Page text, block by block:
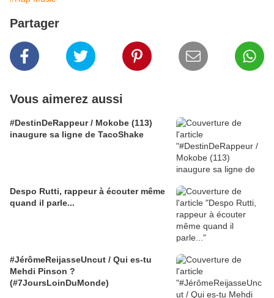
Partager
Vous aimerez aussi
#DestinDeRappeur / Mokobe (113)
inaugure sa ligne de TacoShake
Despo Rutti, rappeur à écouter même
quand il parle...
#JérômeReijasseUncut / Qui es-tu
Mehdi Pinson ?
(#7JoursLoinDuMonde)